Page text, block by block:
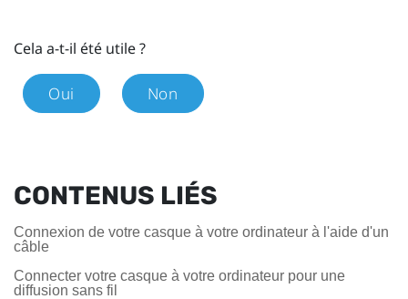
Cela a-t-il été utile ?
Oui Non
CONTENUS LIÉS
Connexion de votre casque à votre ordinateur à l'aide d'un
câble
Connecter votre casque à votre ordinateur pour une
diffusion sans fil